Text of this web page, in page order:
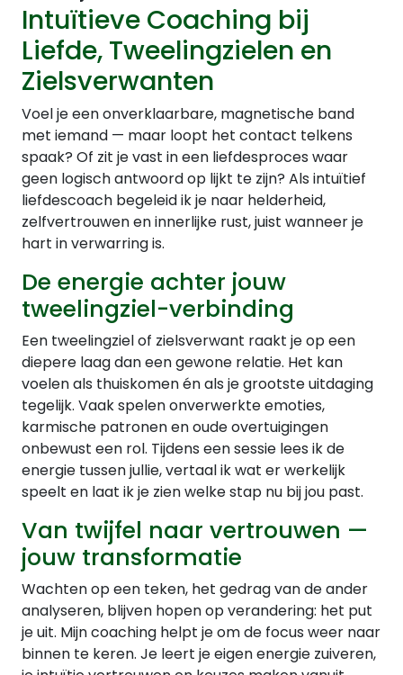
Intuïtieve Coaching bij
Liefde, Tweelingzielen en
Zielsverwanten
Voel je een onverklaarbare, magnetische band
met iemand — maar loopt het contact telkens
spaak? Of zit je vast in een liefdesproces waar
geen logisch antwoord op lijkt te zijn? Als intuïtief
liefdescoach begeleid ik je naar helderheid,
zelfvertrouwen en innerlijke rust, juist wanneer je
hart in verwarring is.
De energie achter jouw
tweelingziel-verbinding
Een tweelingziel of zielsverwant raakt je op een
diepere laag dan een gewone relatie. Het kan
voelen als thuiskomen én als je grootste uitdaging
tegelijk. Vaak spelen onverwerkte emoties,
karmische patronen en oude overtuigingen
onbewust een rol. Tijdens een sessie lees ik de
energie tussen jullie, vertaal ik wat er werkelijk
speelt en laat ik je zien welke stap nu bij jou past.
Van twijfel naar vertrouwen —
jouw transformatie
Wachten op een teken, het gedrag van de ander
analyseren, blijven hopen op verandering: het put
je uit. Mijn coaching helpt je om de focus weer naar
binnen te keren. Je leert je eigen energie zuiveren,